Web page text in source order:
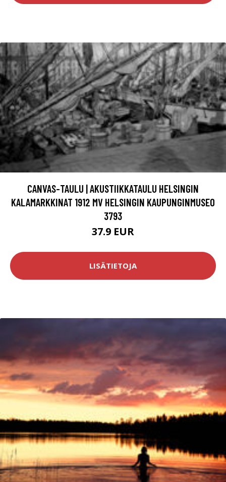
CANVAS-TAULU | AKUSTIIKKATAULU HELSINGIN
KALAMARKKINAT 1912 MV HELSINGIN KAUPUNGINMUSEO
3793
37.9 EUR
LISÄTIETOJA